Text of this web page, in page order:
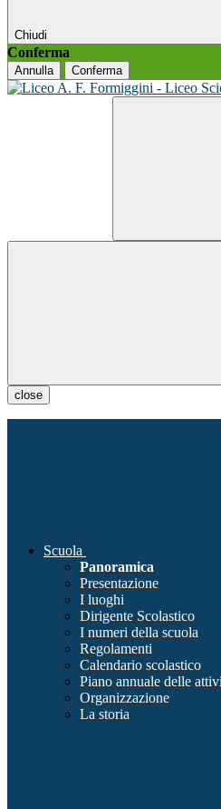
Chiudi
Conferma
Annulla Conferma
close
Scuola
Panoramica
Presentazione
I luoghi
Dirigente Scolastico
I numeri della scuola
Regolamenti
Calendario scolastico
Piano annuale delle
Organizzazione
La storia